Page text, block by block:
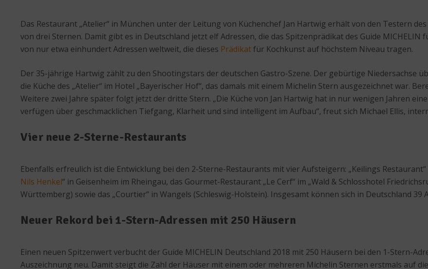
Das Restaurant „Atelier“ in München unter der Leitung von Küchenchef Jan Hartwig erhält von den Testern
von drei Sternen. Damit gibt es in Deutschland jetzt elf Adressen, die das Spitzenprädikat des Guide MICHELIN
von nur etwa einhundert Adressen weltweit, die dieses Prädikatfür Kochkunst auf höchstem Niveau tragen.
Der 35-jährige Hartwig zählt zu den Shootingstars der deutschen Gastro-Szene. Der gebürtige Niedersachse
die Küche des „Atelier“ im Hotel „Bayerischer Hof“, das damals mit einem Michelin Stern ausgezeichnet war.
Weitere zwei Jahre später folgt jetzt der dritte Stern. „Die Küche von Jan Hartwig hat in nur wenigen Jahren
verfügen über geschmacklichen Tiefgang, Klarheit und sind intelligent im Aufbau“, freut sich Michael Ellis,
Vier neue 2-Sterne-Restaurants
Ebenfalls erfreulich ist die Entwicklung bei den 2-Sterne-Restaurants mit vier Aufsteigern: „Keilings
Nils Henkel“ in Geisenheim im Rheingau, das Gourmet-Restaurant „Le Cerf“ im „Wald & Schlosshotel
Württemberg) sowie das „Courtier“ in Wangels (Schleswig-Holstein). Insgesamt können sich in Deutschland 39
Neuer Rekord bei 1-Stern-Adressen mit 250 Häusern
Einen neuen Spitzenwert verbucht der Guide MICHELIN Deutschland 2018 mit 250 Häusern bei den 1-Stern-
Auszeichnung neu. Damit steigt die Zahl der Häuser mit einem oder mehreren Michelin Sternen erstmals auf